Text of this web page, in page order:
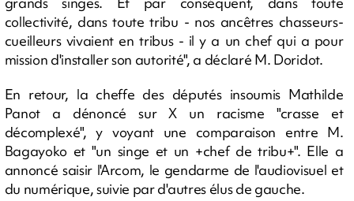
collectivité, dans toute tribu - nos ancêtres chasseurs-
cueilleurs vivaient en tribus - il y a un chef qui a pour
mission d'installer son autorité", a déclaré M. Doridot.
En retour, la cheffe des députés insoumis Mathilde
Panot a dénoncé sur X un racisme "crasse et
décomplexé", y voyant une comparaison entre M.
Bagayoko et "un singe et un +chef de tribu+". Elle a
annoncé saisir l'Arcom, le gendarme de l'audiovisuel et
du numérique, suivie par d'autres élus de gauche.